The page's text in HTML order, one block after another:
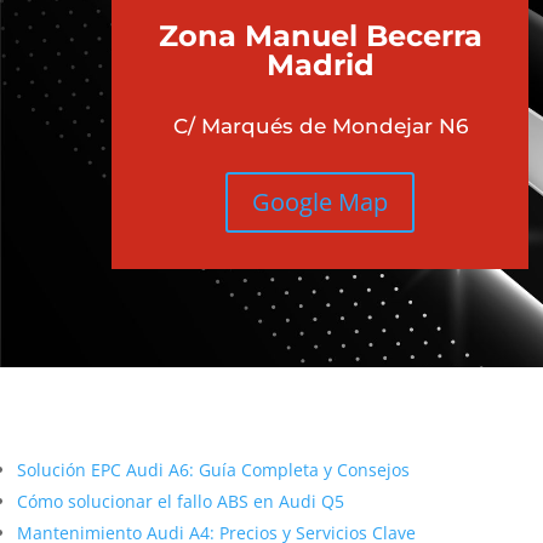
Zona Manuel Becerra
Madrid
C/ Marqués de Mondejar N6
Google Map
Solución EPC Audi A6: Guía Completa y Consejos
Cómo solucionar el fallo ABS en Audi Q5
Mantenimiento Audi A4: Precios y Servicios Clave